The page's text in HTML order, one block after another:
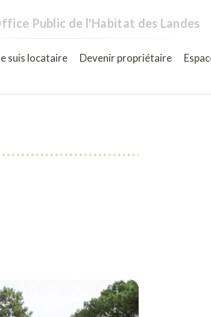
Public de l'Habitat des Landes
suis locataire Devenir propriétaire